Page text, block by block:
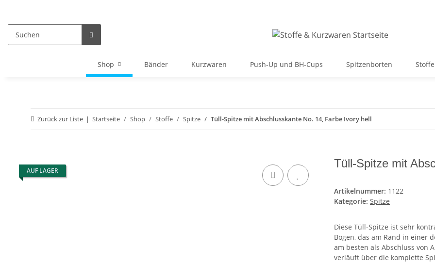
Shop Bänder Kurzwaren Push-Up und BH-Cups Spitzenborten Stoffe
Zurück zur Liste Startseite Shop Stoffe Spitze Tüll-Spitze mit Abschlusskante No. 14, Farbe Ivory hell
AUF LAGER
Tüll-Spitze mit
Artikelnummer: 1122
Kategorie: Spitze
Diese Tüll-Spitze ist sehr
Bögen, das am Rand in einer
am besten als Abschluss von
verläuft über die komplette